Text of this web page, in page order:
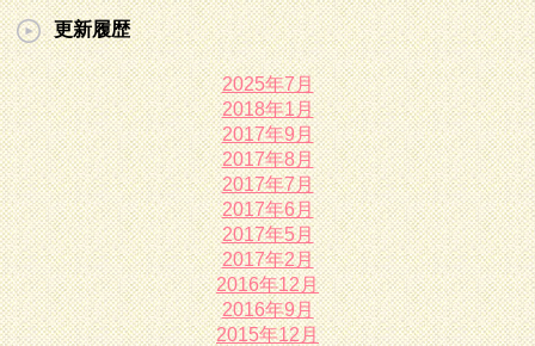
更新履歴
2025年7月
2018年1月
2017年9月
2017年8月
2017年7月
2017年6月
2017年5月
2017年2月
2016年12月
2016年9月
2015年12月